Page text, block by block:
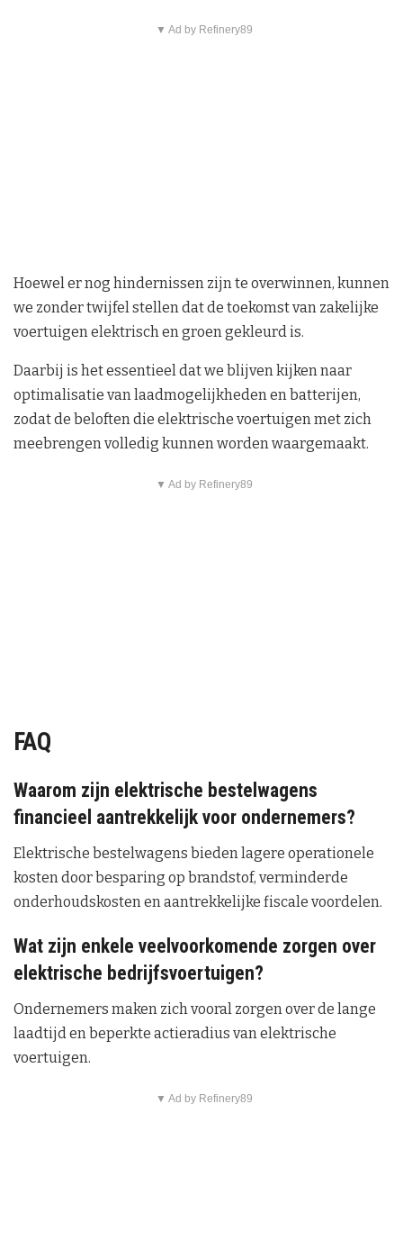
▼ Ad by Refinery89
Hoewel er nog hindernissen zijn te overwinnen, kunnen
we zonder twijfel stellen dat de toekomst van zakelijke
voertuigen elektrisch en groen gekleurd is.
Daarbij is het essentieel dat we blijven kijken naar
optimalisatie van laadmogelijkheden en batterijen,
zodat de beloften die elektrische voertuigen met zich
meebrengen volledig kunnen worden waargemaakt.
▼ Ad by Refinery89
FAQ
Waarom zijn elektrische bestelwagens
financieel aantrekkelijk voor ondernemers?
Elektrische bestelwagens bieden lagere operationele
kosten door besparing op brandstof, verminderde
onderhoudskosten en aantrekkelijke fiscale voordelen.
Wat zijn enkele veelvoorkomende zorgen over
elektrische bedrijfsvoertuigen?
Ondernemers maken zich vooral zorgen over de lange
laadtijd en beperkte actieradius van elektrische
voertuigen.
▼ Ad by Refinery89